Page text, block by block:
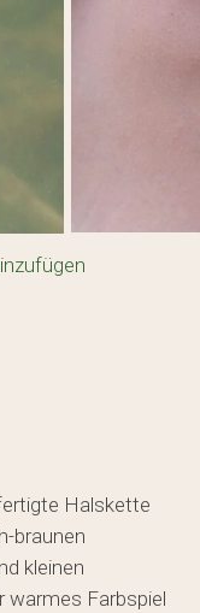
Halskette
braunen
kleinen
warmes Farbspiel